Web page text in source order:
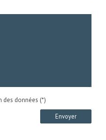
des données (*)
Envoyer